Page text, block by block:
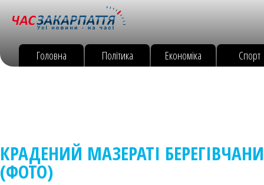
Головна Політика Економіка Спорт
КРАДЕНИЙ МАЗЕРАТІ
(ФОТО)